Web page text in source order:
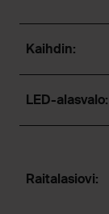
Kaihdin:
LED-alasvalo:
Raitalasiovi: